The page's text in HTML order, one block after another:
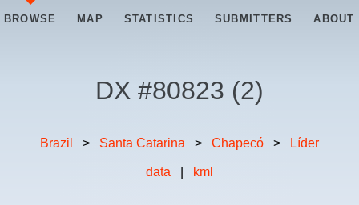
BROWSE MAP STATISTICS SUBMITTERS ABOUT
DX #80823 (2)
Brazil > Santa Catarina > Chapecó > Líder
data kml